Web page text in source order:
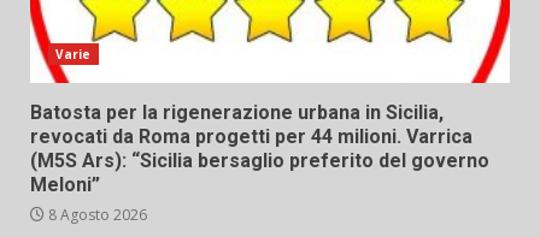
Varie
Batosta per la rigenerazione urbana in Sicilia,
revocati da Roma progetti per 44 milioni. Varrica
(M5S Ars): “Sicilia bersaglio preferito del governo
Meloni”
8 Agosto 2026